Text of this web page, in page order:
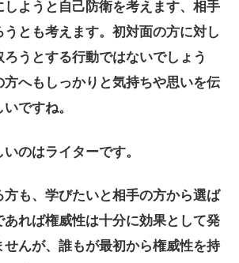
ようと自己防衛を考えます、相手
とも考えます。初対面の方に対し
うとする行動ではないでしょう
へもしっかりと気持ちや思いを伝
ですね。
のはライターです。
も、学びたいと相手の方から選ば
れば権威性は十分に効果として発
んが、誰もが最初から権威性を持